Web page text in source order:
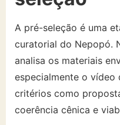
A pré-seleção é uma
curatorial do Nepopó.
analisa os materiais
especialmente o vídeo
critérios como
coerência cênica e